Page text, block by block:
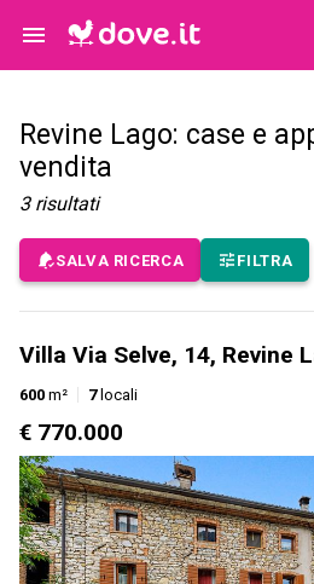
Revine Lago: case e
vendita
3 risultati
SALVA RICERCA FILTRA
Villa Via Selve, 14, Revine
600 m² 7locali
€ 770.000